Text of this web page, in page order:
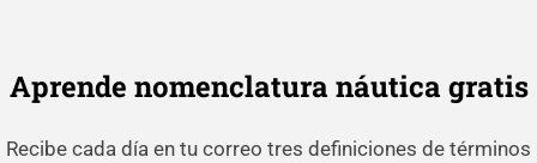
Aprende nomenclatura náutica gratis
Recibe cada día en tu correo tres definiciones de términos